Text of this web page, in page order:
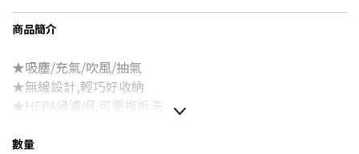
12期
24期
台灣大哥大Open Possible聯名卡滿額最高回饋25%
電視降到底破盤
商品簡介
★吸塵/充氣/吹風/抽氣
★無線設計,輕巧好收納
★HEPA過濾網,可重複拆洗
★大容量鋰電池,持久續航20分
數量